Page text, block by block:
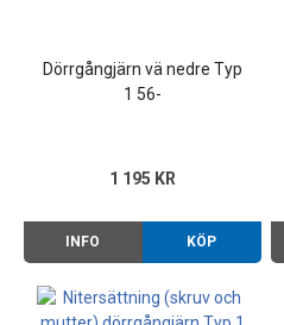
Dörrgångjärn vä nedre Typ
1 56-
1 195 KR
INFO KÖP